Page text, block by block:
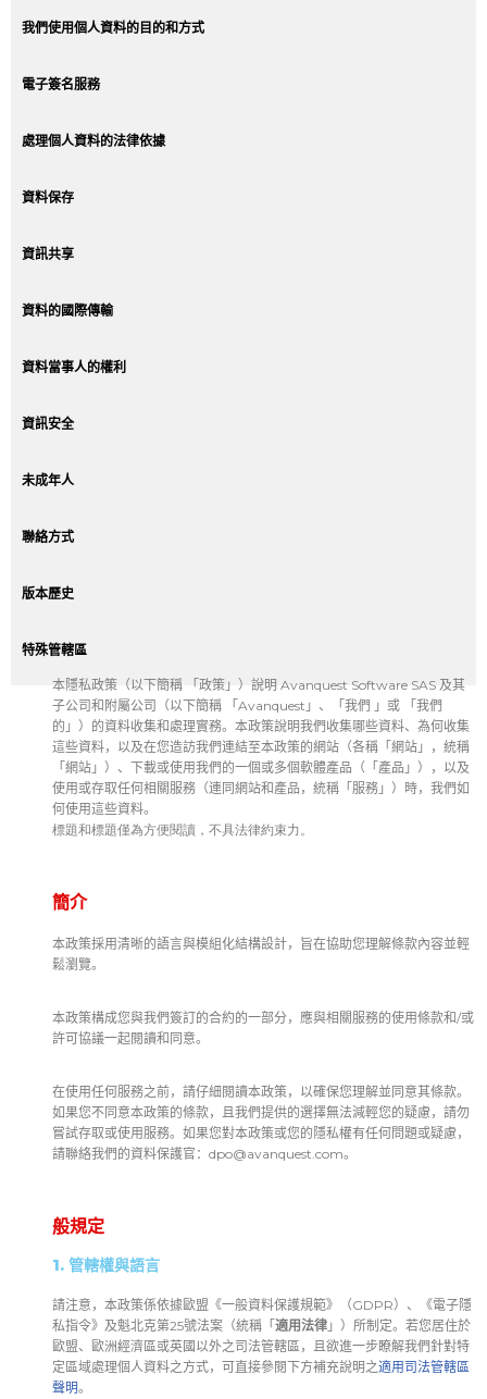
我們使用個人資料的目的和方式
電子簽名服務
處理個人資料的法律依據
資料保存
資訊共享
資料的國際傳輸
資料當事人的權利
資訊安全
未成年人
聯絡方式
版本歷史
特殊管轄區
本隱私政策（以下簡稱 「政策」）說明 Avanquest Software SAS 及其
子公司和附屬公司（以下簡稱 「Avanquest」、「我們 」或 「我們
的」）的資料收集和處理實務。本政策說明我們收集哪些資料、為何收集
這些資料，以及在您造訪我們連結至本政策的網站（各稱「網站」，統稱
「網站」）、下載或使用我們的一個或多個軟體產品（「產品」），以及
使用或存取任何相關服務（連同網站和產品，統稱「服務」）時，我們如
何使用這些資料。
標題和標題僅為方便閱讀，不具法律約束力。
簡介
本政策採用清晰的語言與模組化結構設計，旨在協助您理解條款內容並輕
鬆瀏覽。
本政策構成您與我們簽訂的合約的一部分，應與相關服務的使用條款和/或
許可協議一起閱讀和同意。
在使用任何服務之前，請仔細閱讀本政策，以確保您理解並同意其條款。
如果您不同意本政策的條款，且我們提供的選擇無法減輕您的疑慮，請勿
嘗試存取或使用服務。如果您對本政策或您的隱私權有任何問題或疑慮，
請聯絡我們的資料保護官： dpo@avanquest.com。
般規定
1. 管轄權與語言
請注意，本政策係依據歐盟《一般資料保護規範》（GDPR）、《電子隱
私指令》及魁北克第25號法案（統稱「 適用法律 」）所制定。若您居住於
歐盟、歐洲經濟區或英國以外之司法管轄區，且欲進一步瞭解我們針對特
定區域處理個人資料之方式，可直接參閱下方補充說明之適用司法管轄區
聲明。